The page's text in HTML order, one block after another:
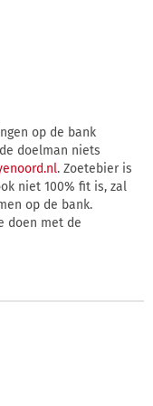
op de bank
doelman niets
. Zoetebier is
niet 100% fit is, zal
op de bank.
doen met de